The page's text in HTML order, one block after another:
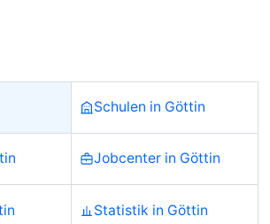
Schulen in Göttin
Jobcenter in Göttin
Statistik in Göttin